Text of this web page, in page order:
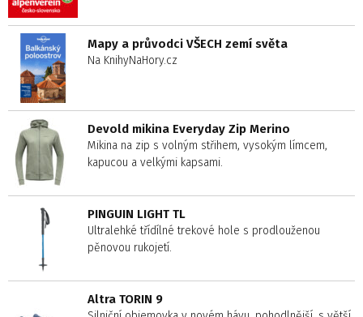
Mapy a průvodci VŠECH zemí světa
Na KnihyNaHory.cz
Devold mikina Everyday Zip Merino
Mikina na zip s volným střihem, vysokým límcem,
kapucou a velkými kapsami.
PINGUIN LIGHT TL
Ultralehké třídílné trekové hole s prodlouženou
pěnovou rukojetí.
Altra TORIN 9